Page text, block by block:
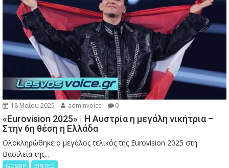
18 Μαΐου 2025 adminvoice 0
«Eurovision 2025» | Η Αυστρία η μεγάλη νικήτρια –
Στην 6η θέση η Ελλάδα
Ολοκληρώθηκε ο μεγάλος τελικός της Eurovision 2025 στη
Βασιλεία της...
GOSSIP ΒΙΝΤΕΟ